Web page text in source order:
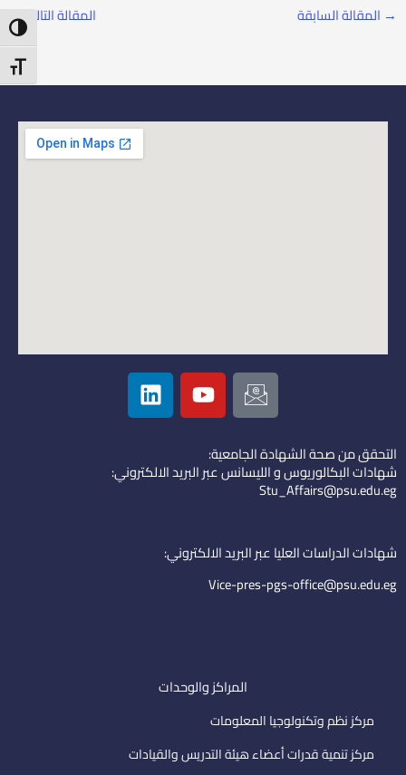
→ المقالة السابقة المقالة التالية←
I
c
o
n
-
e
i
l
Y
o
u
u
b
L
i
n
e
d
التحقق من صحة الشهادة الجامعية:
شهادات البكالوريوس و الليسانس عبر البريد الالكتروني:
Stu_Affairs@psu.edu.eg
شهادات الدراسات العليا عبر البريد الالكتروني:
Vice-pres-pgs-office@psu.edu.eg
المراكز والوحدات
مركز نظم وتكنولوجيا المعلومات
مركز تنمية قدرات أعضاء هيئة التدريس والقيادات